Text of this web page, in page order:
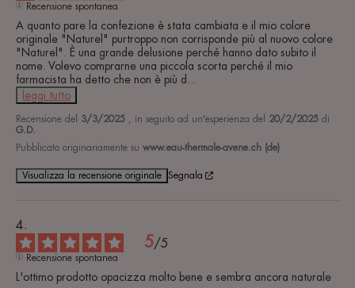
Recensione spontanea
A quanto pare la confezione è stata cambiata e il mio colore
originale "Naturel" purtroppo non corrisponde più al nuovo colore
"Naturel". È una grande delusione perché hanno dato subito il
nome. Volevo comprarne una piccola scorta perché il mio
farmacista ha detto che non è più d
leggi tutto
Recensione del 3/3/2025 , in seguito ad un'esperienza del 20/2/2025 di
G.D.
Pubblicato originariamente su www.eau-thermale-avene.ch (de)
Visualizza la recensione originale Segnala
5/5
Recensione spontanea
L'ottimo prodotto opacizza molto bene e sembra ancora naturale